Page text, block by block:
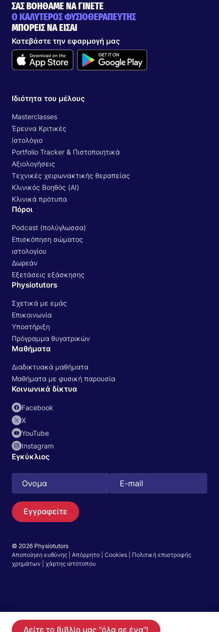
Αναζήτηση
Δείτε το βιβλίο μας "όλα σε ένα"!
ΣΑΣ ΒΟΗΘΑΜΕ ΝΑ ΓΙΝΕΤΕ
Ο ΚΑΛΥΤΕΡΟΣ ΦΥΣΙΟΘΕΡΑΠΕΥΤΗΣ
ΜΠΟΡΕΙΣ ΝΑ ΕΙΣΑΙ
Κατεβάστε την εφαρμογή μας
Ιδιότητα του μέλους
Masterclasses
Έρευνα Κριτικές
Ιστολόγιο
Portfolio Tracker & Πιστοποιητικά
Αξιολογήσεις
Τεχνικές χειρωνακτικής θεραπείας
Κλινικός Βοηθός (AI)
Κλινικά πρότυπα
Πόροι
Podcast (πολύγλωσσα)
Επισκόπηση σώματος
ιστολογίου
Δωρεάν
Εξετάσεις εξάσκησης
Physiotutors
Σχετικά με εμάς
Επικοινωνία
Υποστήριξη
Πρόγραμμα θυγατρικών
Μαθήματα
Διαδικτυακά μαθήματα
Μαθήματα με φυσική παρουσία
Κοινωνικά δίκτυα
Facebook
Χ
YouTube
Instagram
Εγκύκλιος
Εγγραφείτε
© 2026 Physiotutors
Αποποίηση ευθύνης
Απόρρητο Cookies
Πολιτική επιστροφής
χρημάτων
χάρτης ιστότοπου
Ξεκινήστε τη δωρεάν δοκιμή 14 ημερών στην